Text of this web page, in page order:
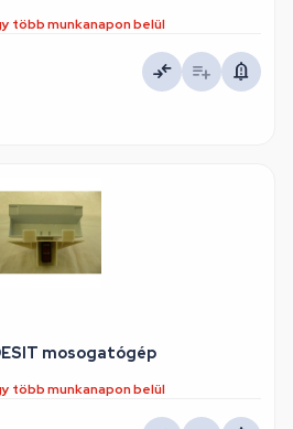
több munkanapon belül
mosogatógép
több munkanapon belül